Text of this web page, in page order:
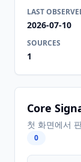
LAST
2026-07-10
SOURCES
1
Core
첫 화면에서
0